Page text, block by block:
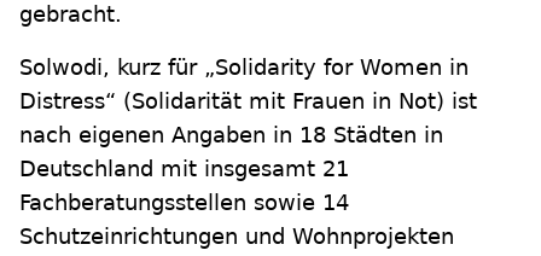
gebracht.
Solwodi, kurz für „Solidarity for Women in
Distress“ (Solidarität mit Frauen in Not) ist
nach eigenen Angaben in 18 Städten in
Deutschland mit insgesamt 21
Fachberatungsstellen sowie 14
Schutzeinrichtungen und Wohnprojekten